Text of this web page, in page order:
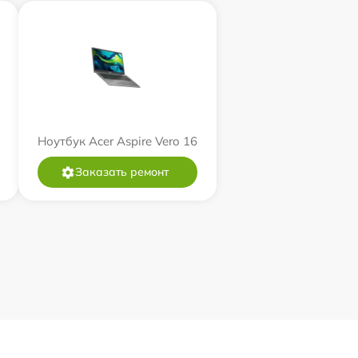
Ноутбук Acer Aspire Vero 16
Заказать ремонт